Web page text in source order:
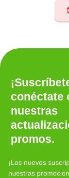
conéctate
nuestras
promos.
¡Los nuevos
nuestras